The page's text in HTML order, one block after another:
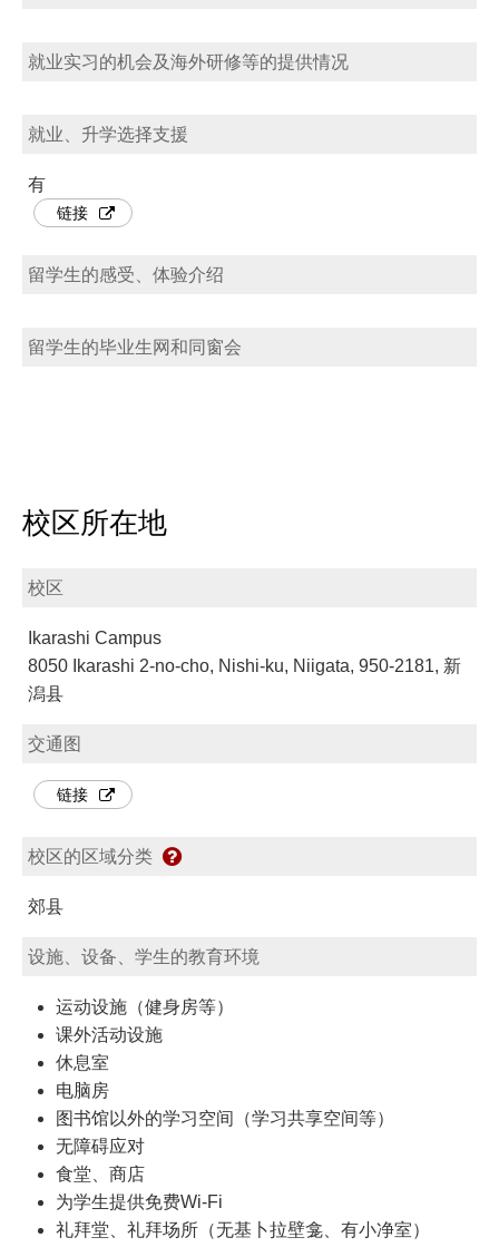
就业实习的机会及海外研修等的提供情况
就业、升学选择支援
有
链接
留学生的感受、体验介绍
留学生的毕业生网和同窗会
校区所在地
校区
Ikarashi Campus
8050 Ikarashi 2-no-cho, Nishi-ku, Niigata, 950-2181, 新
潟县
交通图
链接
校区的区域分类
郊县
设施、设备、学生的教育环境
运动设施（健身房等）
课外活动设施
休息室
电脑房
图书馆以外的学习空间（学习共享空间等）
无障碍应对
食堂、商店
为学生提供免费Wi-Fi
礼拜堂、礼拜场所（无基卜拉壁龛、有小净室）